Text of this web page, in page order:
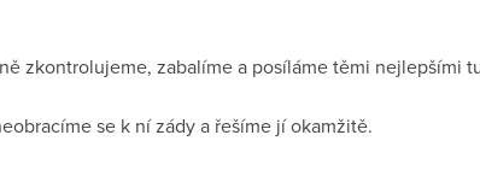
zkontrolujeme, zabalíme a posíláme těmi nejlepšími
se k ní zády a řešíme jí okamžitě.